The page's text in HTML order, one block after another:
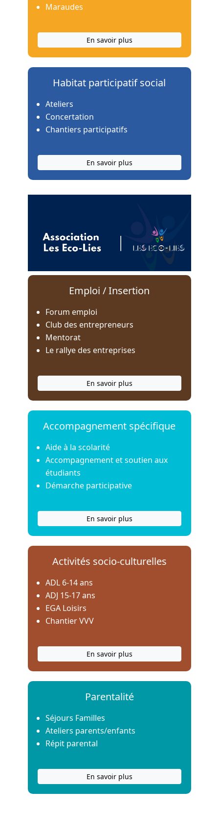
Maraudes
En savoir plus
Habitat participatif social
Ateliers
Concertation
Chantiers participatifs
En savoir plus
Emploi / Insertion
Forum emploi
Club des entrepreneurs
Mentorat
Le rallye des entreprises
En savoir plus
Accompagnement spécifique
Aide à la scolarité
Accompagnement et soutien aux
étudiants
Démarche participative
En savoir plus
Activités socio-culturelles
ADL 6-14 ans
ADJ 15-17 ans
EGA Loisirs
Chantier VVV
En savoir plus
Parentalité
Séjours Familles
Ateliers parents/enfants
Répit parental
En savoir plus